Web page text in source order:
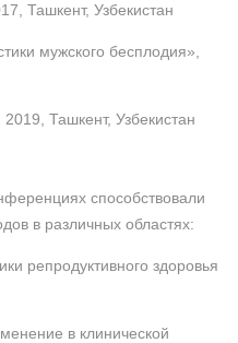
Ташкент, Узбекистан
мужского бесплодия»,
Ташкент, Узбекистан
способствовали
в различных областях:
репродуктивного здоровья
в клинической